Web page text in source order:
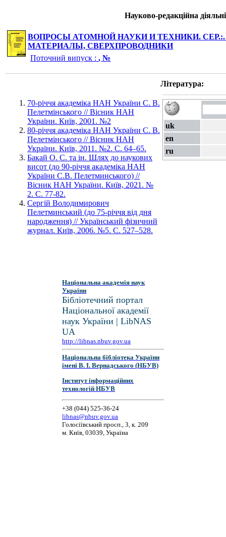
Науково-редакційна
ВОПРОСЫ АТОМНОЙ НАУКИ И ТЕХНИКИ.
МАТЕРИАЛЫ, СВЕРХПРОВОДНИКИ
Поточний випуск :, №
Література:
70-річчя академіка НАН України С. В.
Пелетмінського // Вісник НАН
України. Київ, 2001. №2
80-річчя академіка НАН України С. В.
Пелетмінського // Вісник НАН
України. Київ, 2011. №2. С. 64–65.
Бакай О. С. та ін. Шлях до наукових
висот (до 90-річчя академіка НАН
України С.В. Пелетминського) //
Вісник НАН України. Київ, 2021. №
2. С. 77-82.
Сергій Володимирович
Пелетминський (до 75-річчя від дня
народження) // Український фізичний
журнал. Київ, 2006. №5. С. 527–528.
uk
en
ru
Національна академія наук
України
Бібліотечний портал
Національної академії
наук України | LibNAS
UA
http://libnas.nbuv.gov.ua
Національна бібліотека України
імені В. І. Вернадського (НБУВ)
Інститут інформаційних
технологій НБУВ
+38 (044) 525-36-24
libnas@nbuv.gov.ua
Голосіївський просп., 3, к. 209
м. Київ, 03039, Україна